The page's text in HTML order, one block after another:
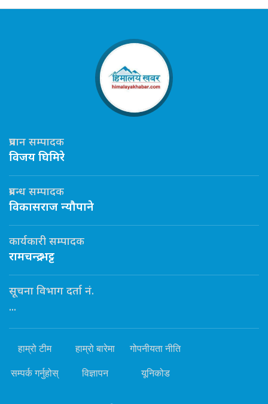
प्रधान सम्पादक
विजय घिमिरे
प्रबन्ध सम्पादक
विकासराज न्यौपाने
कार्यकारी सम्पादक
रामचन्द्र भट्ट
सूचना विभाग दर्ता नं.
...
हाम्रो टीम हाम्रो बारेमा गोपनीयता नीति
सम्पर्क गर्नुहोस् विज्ञापन यूनिकोड